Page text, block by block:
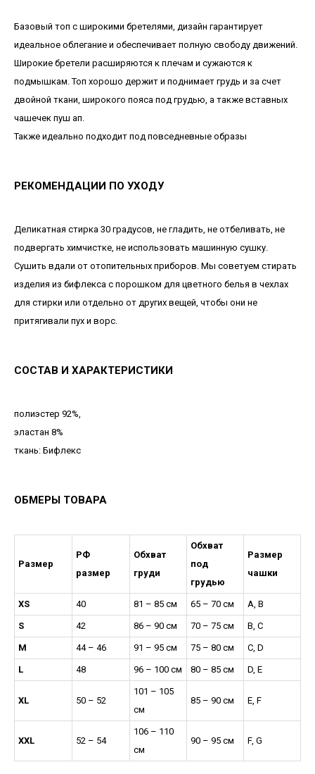
Базовый топ с широкими бретелями, дизайн гарантирует
идеальное облегание и обеспечивает полную свободу движений.
Широкие бретели расширяются к плечам и сужаются к
подмышкам. Топ хорошо держит и поднимает грудь и за счет
двойной ткани, широкого пояса под грудью, а также вставных
чашечек пуш ап.
Также идеально подходит под повседневные образы
РЕКОМЕНДАЦИИ ПО УХОДУ
Деликатная стирка 30 градусов, не гладить, не отбеливать, не
подвергать химчистке, не использовать машинную сушку.
Сушить вдали от отопительных приборов. Мы советуем стирать
изделия из бифлекса с порошком для цветного белья в чехлах
для стирки или отдельно от других вещей, чтобы они не
притягивали пух и ворс.
СОСТАВ И ХАРАКТЕРИСТИКИ
полиэстер 92%,
эластан 8%
ткань: Бифлекс
ОБМЕРЫ ТОВАРА
Размер
РФ
размер
Обхват
груди
Обхват
под
грудью
Размер
чашки
XS 40 81 – 85 см 65 – 70 см A, B
S 42 86 – 90 см 70 – 75 см B, C
M 44 – 46 91 – 95 см 75 – 80 см C, D
L 48 96 – 100 см 80 – 85 см D, E
XL 50 – 52
101 – 105
см
85 – 90 см E, F
XXL 52 – 54
106 – 110
см
90 – 95 см F, G